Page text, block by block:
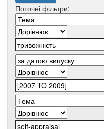
Поточні фільтри: